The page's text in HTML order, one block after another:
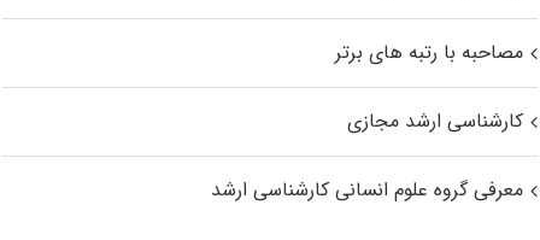
مصاحبه با رتبه های برتر
کارشناسی ارشد مجازی
معرفی گروه علوم انسانی کارشناسی ارشد